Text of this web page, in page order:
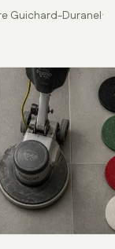
Guichard-Duranel·